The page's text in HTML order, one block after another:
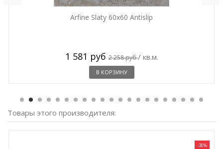
Arfine Slaty 60x60 Antislip
1 581 руб2 258 руб/ кв.м.
В КОРЗИНУ
Товары этого производителя:
-30%